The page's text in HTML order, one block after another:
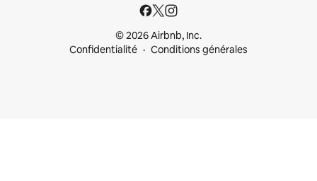
© 2026 Airbnb, Inc.
Confidentialité
Conditions générales